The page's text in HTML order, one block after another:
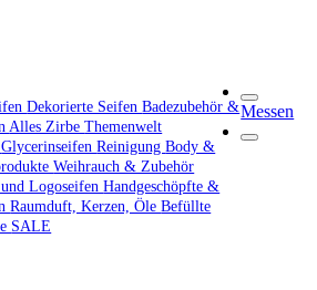
Dekorierte SeifenBadezubehör &
Alles ZirbeThemenwelt
GlycerinseifenReinigungBody &
Weihrauch & Zubehör
und LogoseifenHandgeschöpfte &
Raumduft, Kerzen, ÖleBefüllte
SALE
Messen